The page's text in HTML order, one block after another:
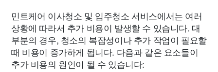
민트케어 이사청소 및 입주청소 서비스에서는 여러
상황에 따라서 추가 비용이 발생할 수 있습니다. 대
부분의 경우, 청소의 복잡성이나 추가 작업이 필요할
때 비용이 증가하게 됩니다. 다음과 같은 요소들이
추가 비용의 원인이 될 수 있습니다: